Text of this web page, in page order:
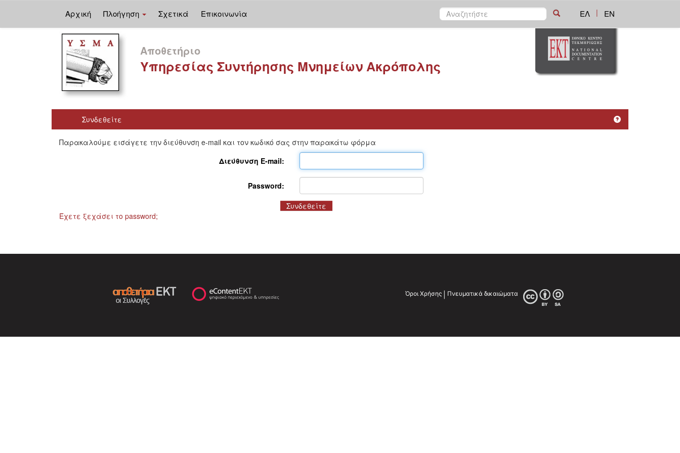
Αρχική Πλοήγηση Σχετικά Επικοινωνία ΕΛ | EN
Αποθετήριο
Υπηρεσίας Συντήρησης Μνημείων Ακρόπολης
Συνδεθείτε
Παρακαλούμε εισάγετε την διεύθυνση e-mail και τον κωδικό σας στην παρακάτω φόρμα
Διεύθυνση E-mail:
Password:
Έχετε ξεχάσει το password;